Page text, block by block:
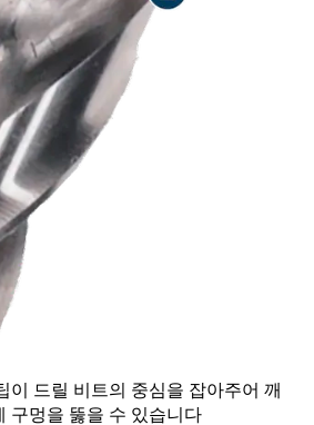
이 드릴 비트의 중심을 잡아주어 깨
구멍을 뚫을 수 있습니다